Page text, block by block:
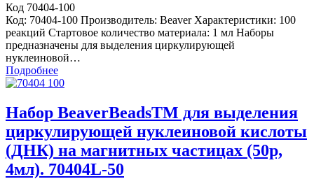
Код 70404-100
Код: 70404-100 Производитель: Beaver Характеристики: 100
реакций Стартовое количество материала: 1 мл Наборы
предназначены для выделения циркулирующей
нуклеиновой…
Подробнее
Набор BeaverBeadsTM для выделения
циркулирующей нуклеиновой кислоты
(ДНК) на магнитных частицах (50р,
4мл). 70404L-50